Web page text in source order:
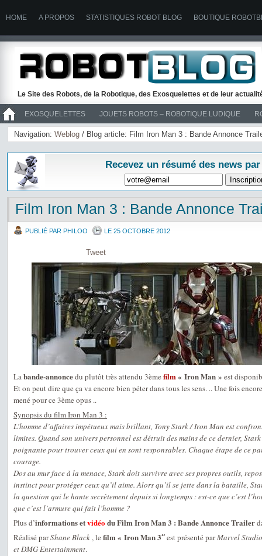
HOME A PROPOS STATISTIQUES ROBOT BLOG BOUTIQUE
Le Site des Robots, de la Robotique, des Exosquelettes et de leur
EXOSQUELETTES JOUETS ROBOTS – ROBOTIQUE LUDIQUE
>> ROBOTS
Navigation: Weblog / Blog article: Film Iron Man 3 : Bande Annonce
Recevez un résumé des news
Film Iron Man 3 : Bande Annonce
PUBLIÉ PAR PHILOO LE 25 OCTOBRE 2012
Tweet
Labande-annoncedu plutôt très attendu 3ème film« Iron Man » est
Et on peut dire que ça va encore bien péter dans tous les sens. .. Une fois
mené pour ce 3ème opus ..
Synopsis du film Iron Man 3 :
L’homme d’affaires impétueux mais brillant, Tony Stark / Iron Man est
limites. Quand son univers personnel est détruit des mains de ce dernier,
poignante pour trouver ceux qui en sont responsables. Chaque étape de ce
courage.
Dos au mur face à la menace, Stark doit survivre avec ses propres outils,
instinct pour protéger ceux qu’il aime. Alors qu’il se jette dans la bataille,
la question qui le hante secrètement depuis si longtemps : est-ce que c’est
que c’est l’armure qui fait l’homme ?
Plus d’informations etvidéodu Film Iron Man 3 : Bande Annonce Trailer
Réalisé parShane Black, le film « Iron Man 3″est présenté parMarvel
et DMG Entertainment.